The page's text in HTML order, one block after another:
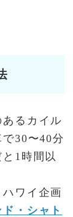
るカイル
30〜40分
1時間以
ワイ企画
・シャト